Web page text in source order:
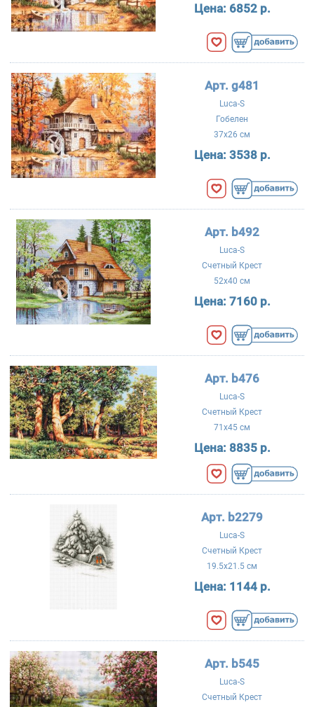
Цена: 6852 р.
Арт. g481
Luca-S
Гобелен
37x26 см
Цена: 3538 р.
Арт. b492
Luca-S
Счетный Крест
52x40 см
Цена: 7160 р.
Арт. b476
Luca-S
Счетный Крест
71x45 см
Цена: 8835 р.
Арт. b2279
Luca-S
Счетный Крест
19.5x21.5 см
Цена: 1144 р.
Арт. b545
Luca-S
Счетный Крест